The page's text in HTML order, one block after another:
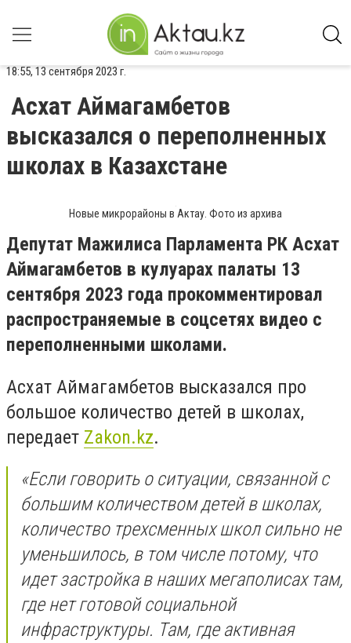
18:55, 13 сентября 2023 г.
Асхат Аймагамбетов
высказался о переполненных
школах в Казахстане
Новые микрорайоны в Актау. Фото из архива
Депутат Мажилиса Парламента РК Асхат
Аймагамбетов в кулуарах палаты 13
сентября 2023 года прокомментировал
распространяемые в соцсетях видео с
переполненными школами.
Асхат Аймагамбетов высказался про
большое количество детей в школах,
передает Zakon.kz.
«Если говорить о ситуации, связанной с
большим количеством детей в школах,
количество трехсменных школ сильно не
уменьшилось, в том числе потому, что
идет застройка в наших мегаполисах там,
где нет готовой социальной
инфраструктуры. Там, где активная